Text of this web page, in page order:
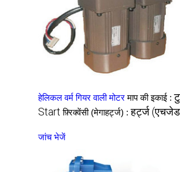
हेलिकल वर्म गियर वाली मोटर माप की इकाई :
Start फ़्रिक्वेंसी (मेगाहर्ट्ज) :हर्ट्ज
जांच भेजें